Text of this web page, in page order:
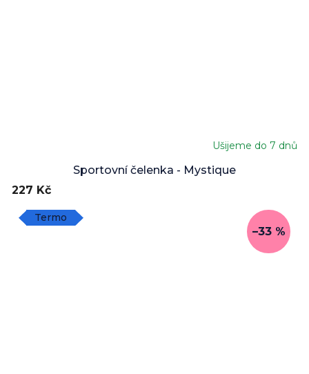
Sportovní čelenka - Mystique
Ušijeme do 7 dnů
227 Kč
Termo
–33 %